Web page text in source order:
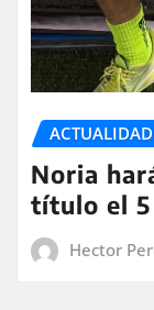
ACTUALIDAD
Noria
título el
Hector